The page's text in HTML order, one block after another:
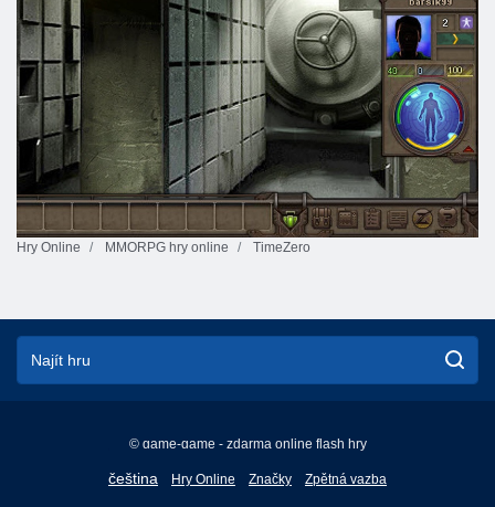
Hry Online MMORPG hry online TimeZero
© game-game - zdarma online flash hry
čeština
English
Hry Online Značky Zpětná vazba